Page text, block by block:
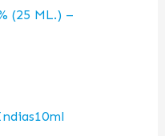
(25 ML.) –